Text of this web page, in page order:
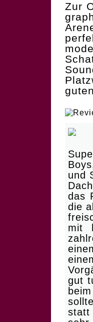
Zur
und
das
die
mit
gut
statt